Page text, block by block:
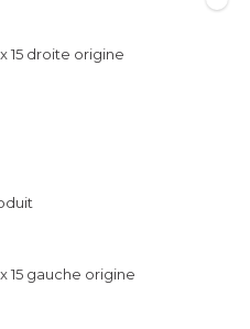
15 droite origine
15 gauche origine